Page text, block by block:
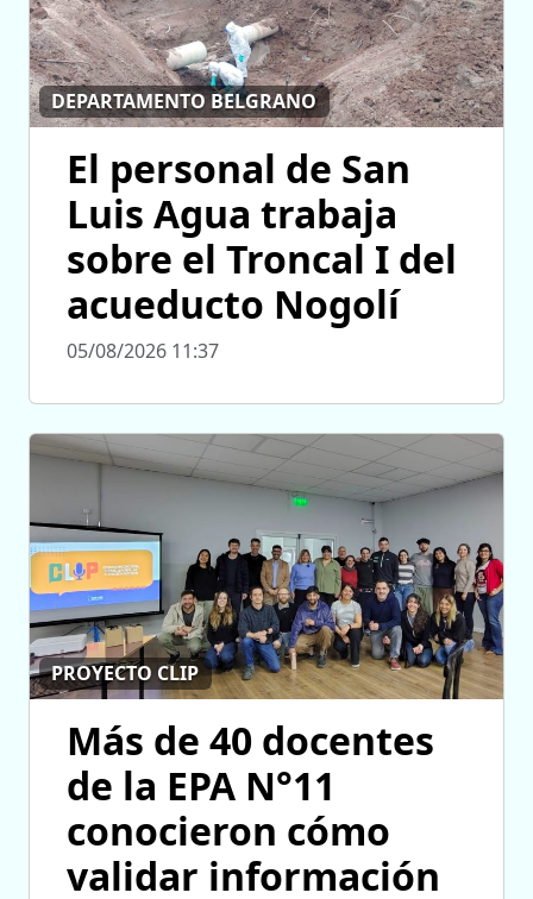
DEPARTAMENTO BELGRANO
El personal de San
Luis Agua trabaja
sobre el Troncal I del
acueducto Nogolí
05/08/2026 11:37
PROYECTO CLIP
Más de 40 docentes
de la EPA N°11
conocieron cómo
validar información